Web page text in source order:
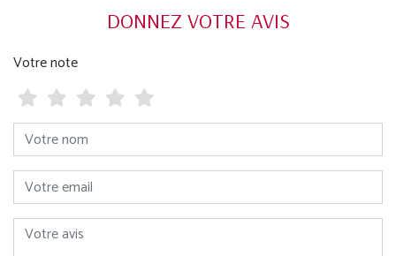
DONNEZ VOTRE AVIS
Votre note
Votre nom
Votre email
Votre avis